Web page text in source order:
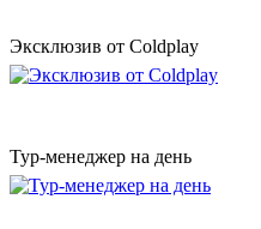
Эксклюзив от Coldplay
Тур-менеджер на день